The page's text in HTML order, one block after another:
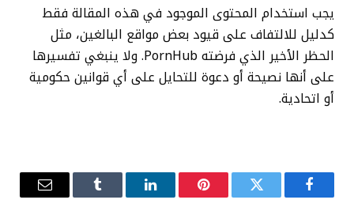
يجب استخدام المحتوى الموجود في هذه المقالة فقط
كدليل للالتفاف على قيود بعض مواقع البالغين، مثل
الحظر الأخير الذي فرضته PornHub. ولا ينبغي تفسيرها
على أنها نصيحة أو دعوة للتحايل على أي قوانين حكومية
أو اتحادية.
فيسبوكتويتر بينتيريستلينكدإن Tumblrالبريد